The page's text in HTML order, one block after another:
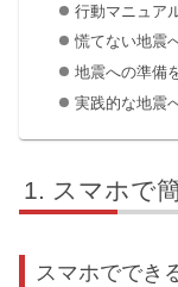
行動マニュア
慌てない地震
地震への準備
実践的な地震
スマホで
スマホででき